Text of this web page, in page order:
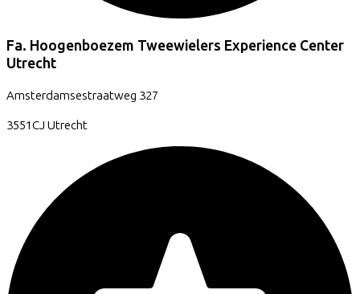
Fa. Hoogenboezem Tweewielers Experience Center
Utrecht
Amsterdamsestraatweg 327
3551CJ Utrecht